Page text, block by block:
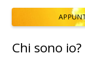
Chi sono io?